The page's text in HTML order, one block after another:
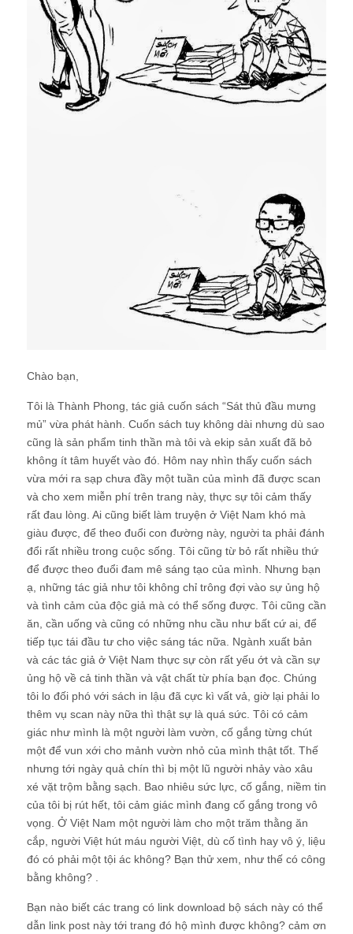
Chào bạn,
Tôi là Thành Phong, tác giả cuốn sách “Sát thủ đầu mưng
mủ” vừa phát hành. Cuốn sách tuy không dài nhưng dù sao
cũng là sản phẩm tinh thần mà tôi và ekip sản xuất đã bỏ
không ít tâm huyết vào đó. Hôm nay nhìn thấy cuốn sách
vừa mới ra sạp chưa đầy một tuần của mình đã được scan
và cho xem miễn phí trên trang này, thực sự tôi cảm thấy
rất đau lòng. Ai cũng biết làm truyện ở Việt Nam khó mà
giàu được, để theo đuổi con đường này, người ta phải đánh
đổi rất nhiều trong cuộc sống. Tôi cũng từ bỏ rất nhiều thứ
để được theo đuổi đam mê sáng tạo của mình. Nhưng bạn
ạ, những tác giả như tôi không chỉ trông đợi vào sự ủng hộ
và tình cảm của độc giả mà có thể sống được. Tôi cũng cần
ăn, cần uống và cũng có những nhu cầu như bất cứ ai, để
tiếp tục tái đầu tư cho việc sáng tác nữa. Ngành xuất bản
và các tác giả ở Việt Nam thực sự còn rất yếu ớt và cần sự
ủng hộ về cả tinh thần và vật chất từ phía bạn đọc. Chúng
tôi lo đối phó với sách in lậu đã cực kì vất vả, giờ lại phải lo
thêm vụ scan này nữa thì thật sự là quá sức. Tôi có cảm
giác như mình là một người làm vườn, cố gắng từng chút
một để vun xới cho mảnh vườn nhỏ của mình thật tốt. Thế
nhưng tới ngày quả chín thì bị một lũ người nhảy vào xâu
xé vặt trộm bằng sạch. Bao nhiêu sức lực, cố gắng, niềm tin
của tôi bị rút hết, tôi cảm giác mình đang cố gắng trong vô
vọng. Ở Việt Nam một người làm cho một trăm thằng ăn
cắp, người Việt hút máu người Việt, dù cố tình hay vô ý, liệu
đó có phải một tội ác không? Bạn thử xem, như thế có công
bằng không? .
Bạn nào biết các trang có link download bộ sách này có thể
dẫn link post này tới trang đó hộ mình được không? cảm ơn